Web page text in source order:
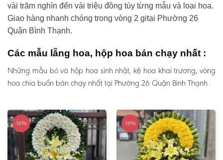
vài trăm nghìn đến vài triệu đồng tùy từng mẫu và loại hoa.
Giao hàng nhanh chóng trong vòng 2 gitại Phường 26
Quận Bình Thạnh.
Các mẫu lẵng hoa, hộp hoa bán chạy nhất :
Những mẫu bó và hộp hoa sinh nhật, kệ hoa khai trương, vòng
hoa chia buồn bán chạy nhất tại Phường 26 Quận Bình Thạnh .
-16% -16%